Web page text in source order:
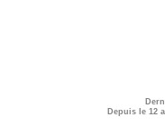
Depuis le 12